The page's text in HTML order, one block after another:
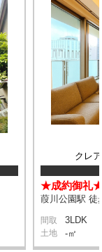
クレ
★成約御礼
葭川公園駅 徒
間取 3LDK
土地 -㎡